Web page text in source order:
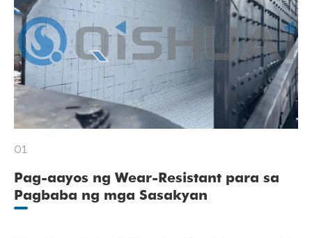
01
Pag-aayos ng Wear-Resistant para sa
Pagbaba ng mga Sasakyan